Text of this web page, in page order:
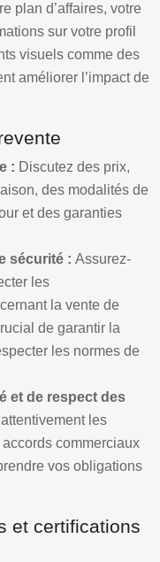
plan d’affaires, votre
sur votre profil
visuels comme des
améliorer l’impact de
: Discutez des prix,
des modalités de
et des garanties
sécurité : Assurez-
les
la vente de
de garantir la
les normes de
et de respect des
les
commerciaux
vos obligations
et certifications